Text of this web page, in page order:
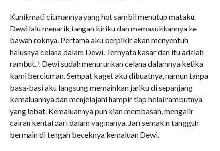
Kunikmati ciumannya yang hot sambil menutup mataku.
Dewi lalu menarik tangan kiriku dan memasukkannya ke
bawah roknya. Pertama aku berpikir akan menyentuh
halusnya celana dalam Dewi. Ternyata kasar dan itu adalah
rambut..! Dewi sudah menurunkan celana dalamnya ketika
kami berciuman. Sempat kaget aku dibuatnya, namun tanpa
basa-basi aku langsung memainkan jariku di sepanjang
kemaluannya dan menjelajahi hampir tiap helai rambutnya
yang lebat. Kemaluannya pun kian membasah, mengalir
cairan kental dari dalam vaginanya. Jari semakin tangguh
bermain di tengah beceknya kemaluan Dewi.